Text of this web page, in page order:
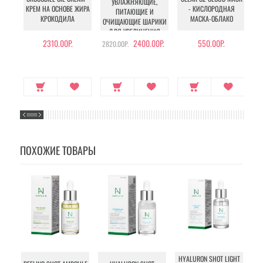
КРЕМ НА ОСНОВЕ ЖИРА
КРОКОДИЛА
2310.00Р.
ПИТАЮЩИЕ И
ОЧИЩАЮЩИЕ ШАРИКИ
ДЛЯ УВЕЛИЧЕНИЯ
ОБЪЕМА ГРУДИ И
2820.00Р. 2400.00Р.
- КИСЛОРОДНАЯ
МАСКА-ОБЛАКО
550.00Р.
ПОХОЖИЕ ТОВАРЫ
HYALURON SHOT LIGHT